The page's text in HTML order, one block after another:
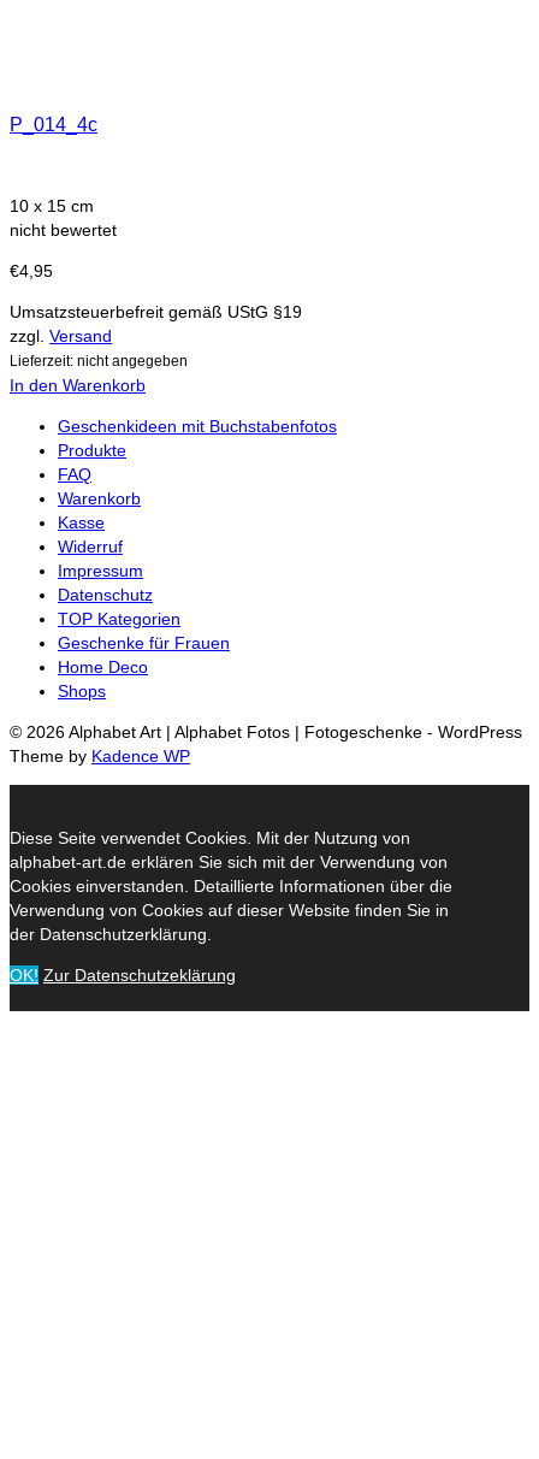
P_014_4c
10 x 15 cm
nicht bewertet
€4,95
Umsatzsteuerbefreit gemäß UStG §19
zzgl. Versand
Lieferzeit: nicht angegeben
In den Warenkorb
Geschenkideen mit Buchstabenfotos
Produkte
FAQ
Warenkorb
Kasse
Widerruf
Impressum
Datenschutz
TOP Kategorien
Geschenke für Frauen
Home Deco
Shops
© 2026 Alphabet Art | Alphabet Fotos | Fotogeschenke - WordPress
Theme by Kadence WP
Diese Seite verwendet Cookies. Mit der Nutzung von
alphabet-art.de erklären Sie sich mit der Verwendung von
Cookies einverstanden. Detaillierte Informationen über die
Verwendung von Cookies auf dieser Website finden Sie in
der Datenschutzerklärung.
OK! Zur Datenschutzeklärung